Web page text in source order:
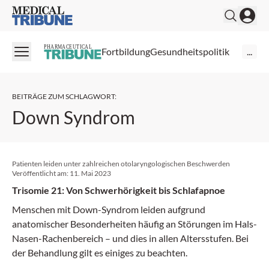
Medical Tribune
PHARMACEUTICAL FortbildungGesundheitspolitik ...
BEITRÄGE ZUM SCHLAGWORT:
Down Syndrom
Patienten leiden unter zahlreichen otolaryngologischen Beschwerden
Veröffentlicht am: 11. Mai 2023
Trisomie 21: Von Schwerhörigkeit bis Schlafapnoe
Menschen mit Down-Syndrom leiden aufgrund
anatomischer Besonderheiten häufig an Störungen im Hals-
Nasen-Rachenbereich – und dies in allen Altersstufen. Bei
der Behandlung gilt es einiges zu beachten.